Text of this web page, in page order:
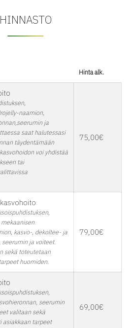
HINNASTO
Hinta alk.
naamion,
ja
täydentämään
tai
75,00€
kasvo-, dekoltee- ja
ja voiteet.
sekä toteutetaan
huomiden.
79,00€
seerumin
asiakkaan tarpeet
69,00€